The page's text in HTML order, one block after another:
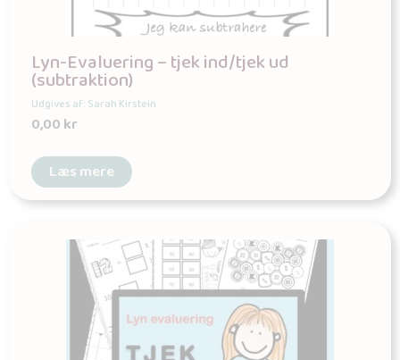
Lyn-Evaluering – tjek ind/tjek ud
(subtraktion)
Udgives af: Sarah Kirstein
0,00kr
Læs mere